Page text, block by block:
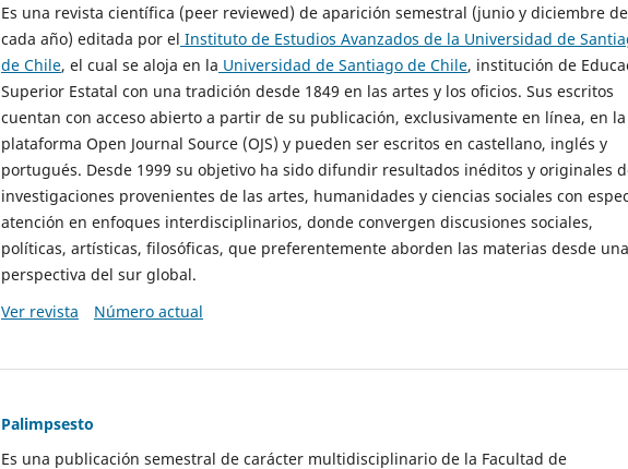
Es una revista científica (peer reviewed) de aparición semestral (junio y diciembre de
cada año) editada por el Instituto de Estudios Avanzados de la Universidad de
de Chile, el cual se aloja en la Universidad de Santiago de Chile, institución de
Superior Estatal con una tradición desde 1849 en las artes y los oficios. Sus escritos
cuentan con acceso abierto a partir de su publicación, exclusivamente en línea, en la
plataforma Open Journal Source (OJS) y pueden ser escritos en castellano, inglés y
portugués. Desde 1999 su objetivo ha sido difundir resultados inéditos y originales
investigaciones provenientes de las artes, humanidades y ciencias sociales con
atención en enfoques interdisciplinarios, donde convergen discusiones sociales,
políticas, artísticas, filosóficas, que preferentemente aborden las materias desde una
perspectiva del sur global.
Ver revista
Número actual
Palimpsesto
Es una publicación semestral de carácter multidisciplinario de la Facultad de